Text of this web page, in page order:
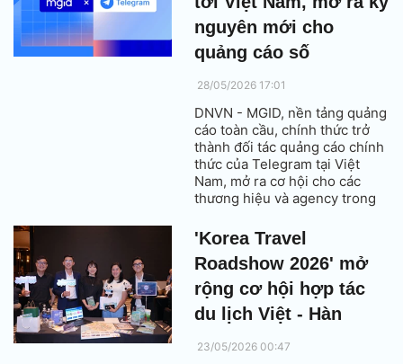
nguyên mới cho
quảng cáo số
28/05/2026 17:01
DNVN - MGID, nền tảng quảng
cáo toàn cầu, chính thức trở
thành đối tác quảng cáo chính
thức của Telegram tại Việt
Nam, mở ra cơ hội cho các
thương hiệu và agency trong
Telegram đang phát triển
nhanh chóng thông qua các
trải nghiệm quảng cáo tự
nhiên và không xâm lấn dựa
trên sở thích và mối quan tâm
của người dùng.
'Korea Travel
Roadshow 2026' mở
rộng cơ hội hợp tác
du lịch Việt - Hàn
23/05/2026 00:47